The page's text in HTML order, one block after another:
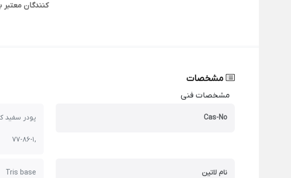
کنندگان معتبر
مشخصات
مشخصات فنی
Cas-No پودر سفید
, 77-86-1
نام لاتین Tris base